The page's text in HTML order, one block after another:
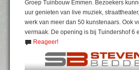
Groep Tuinbouw Emmen. Bezoekers
uur genieten van live muziek,
werk van meer dan 50 kunstenaars. Ook
vermaak. De opening is bij Tuindershof 6
Reageer!